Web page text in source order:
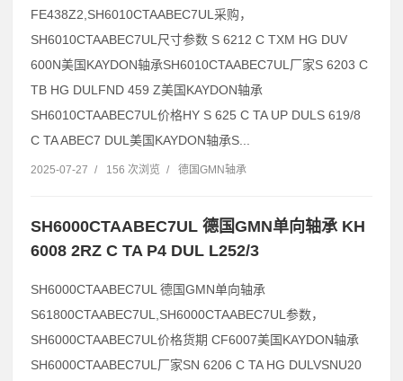
FE438Z2,SH6010CTAABEC7UL采购，
SH6010CTAABEC7UL尺寸参数 S 6212 C TXM HG DUV
600N美国KAYDON轴承SH6010CTAABEC7UL厂家S 6203 C
TB HG DULFND 459 Z美国KAYDON轴承
SH6010CTAABEC7UL价格HY S 625 C TA UP DULS 619/8
C TA ABEC7 DUL美国KAYDON轴承S...
2025-07-27 / 156 次浏览 / 德国GMN轴承
SH6000CTAABEC7UL 德国GMN单向轴承 KH
6008 2RZ C TA P4 DUL L252/3
SH6000CTAABEC7UL 德国GMN单向轴承
S61800CTAABEC7UL,SH6000CTAABEC7UL参数，
SH6000CTAABEC7UL价格货期 CF6007美国KAYDON轴承
SH6000CTAABEC7UL厂家SN 6206 C TA HG DULVSNU20